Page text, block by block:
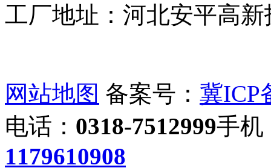
工厂地址：河北安平高
网站地图 备案号： 冀ICP
电话： 0318-7512999手机
1179610908